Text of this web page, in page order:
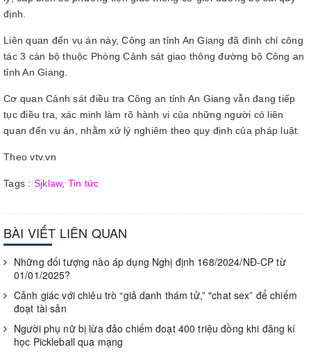
định.
Liên quan đến vụ án này, Công an tỉnh An Giang đã đình chỉ công
tác 3 cán bộ thuộc Phòng Cảnh sát giao thông đường bộ Công an
tỉnh An Giang.
Cơ quan Cảnh sát điều tra Công an tỉnh An Giang vẫn đang tiếp
tục điều tra, xác minh làm rõ hành vi của những người có liên
quan đến vụ án, nhằm xử lý nghiêm theo quy định của pháp luật.
Theo vtv.vn
Tags : Sjklaw, Tin tức
BÀI VIẾT LIÊN QUAN
Những đối tượng nào áp dụng Nghị định 168/2024/NĐ-CP từ
01/01/2025?
Cảnh giác với chiêu trò “giả danh thám tử,” "chat sex” để chiếm
đoạt tài sản
Người phụ nữ bị lừa đảo chiếm đoạt 400 triệu đồng khi đăng kí
học Pickleball qua mạng